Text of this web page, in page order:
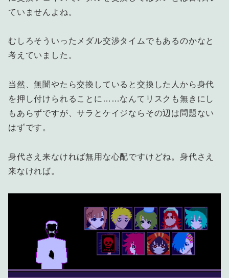
ていませんよね。
むしろそういったメダル交渉タイムでもあるのかなと
考えていました。
当然、無闇やたら交換していると交換した人から身代
を押し付けられることに……なんてリスクも無きにし
もあらずですが、サラとケイジならその辺は問題ない
はずです。
身代さえ来なければ無用な心配ですけどね。身代さえ
来なければ。